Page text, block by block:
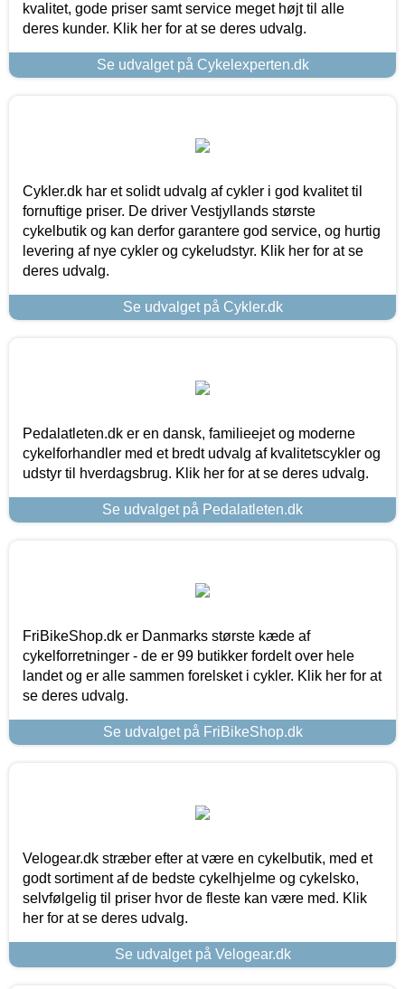
kvalitet, gode priser samt service meget højt til alle
deres kunder. Klik her for at se deres udvalg.
Se udvalget på Cykelexperten.dk
Cykler.dk har et solidt udvalg af cykler i god kvalitet til
fornuftige priser. De driver Vestjyllands største
cykelbutik og kan derfor garantere god service, og hurtig
levering af nye cykler og cykeludstyr. Klik her for at se
deres udvalg.
Se udvalget på Cykler.dk
Pedalatleten.dk er en dansk, familieejet og moderne
cykelforhandler med et bredt udvalg af kvalitetscykler og
udstyr til hverdagsbrug. Klik her for at se deres udvalg.
Se udvalget på Pedalatleten.dk
FriBikeShop.dk er Danmarks største kæde af
cykelforretninger - de er 99 butikker fordelt over hele
landet og er alle sammen forelsket i cykler. Klik her for at
se deres udvalg.
Se udvalget på FriBikeShop.dk
Velogear.dk stræber efter at være en cykelbutik, med et
godt sortiment af de bedste cykelhjelme og cykelsko,
selvfølgelig til priser hvor de fleste kan være med. Klik
her for at se deres udvalg.
Se udvalget på Velogear.dk